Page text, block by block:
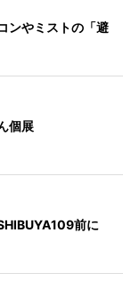
ンやミストの「避
個展
前に